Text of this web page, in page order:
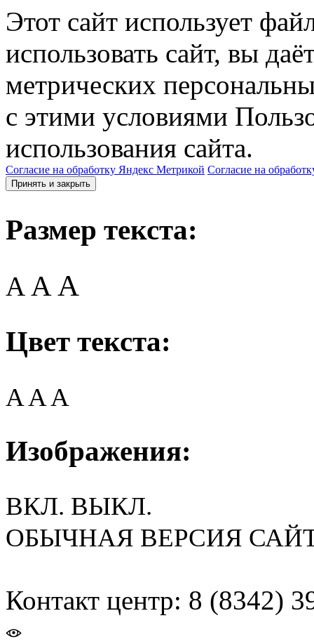
Этот сайт использует
использовать сайт, вы
метрических
с этими условиями
использования сайта.
Согласие на обработку Яндекс Метрикой Согласие на
Принять и закрыть
Размер текста:
A AA
Цвет текста:
AAA
Изображения:
ВКЛ. ВЫКЛ.
ОБЫЧНАЯ ВЕРСИЯ
Контакт центр: 8 (8342)